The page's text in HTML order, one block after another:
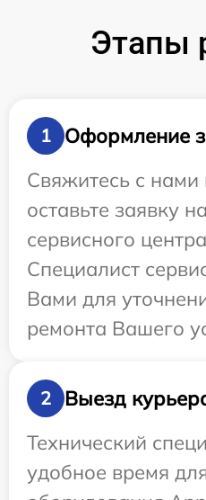
Этапы
1
Оформление
Свяжитесь с
оставьте заявку
сервисного
Специалист
Вами для
ремонта Вашего
2
Выезд
Технический
удобное время